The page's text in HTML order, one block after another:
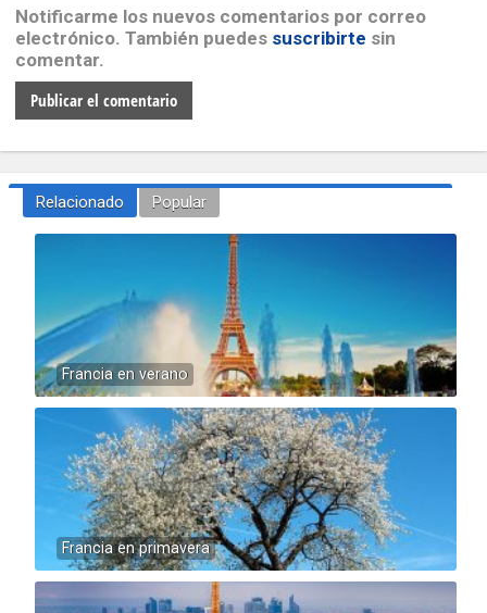
Notificarme los nuevos comentarios por correo
electrónico. También puedes suscribirte sin
comentar.
Relacionado Popular
Francia en verano
Francia en primavera